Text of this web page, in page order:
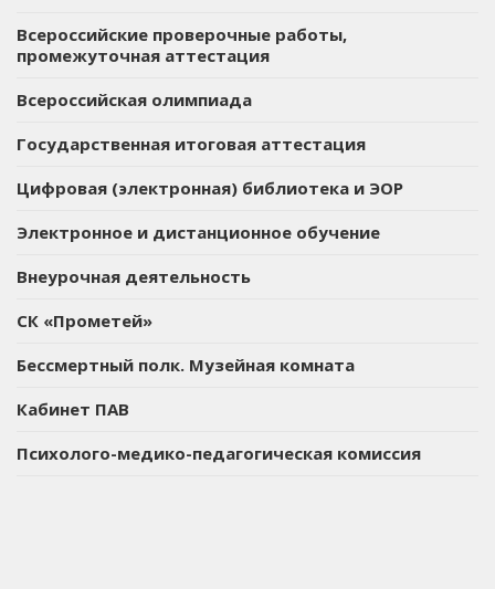
Всероссийские проверочные работы,
промежуточная аттестация
Всероссийская олимпиада
Государственная итоговая аттестация
Цифровая (электронная) библиотека и ЭОР
Электронное и дистанционное обучение
Внеурочная деятельность
СК «Прометей»
Бессмертный полк. Музейная комната
Кабинет ПАВ
Психолого-медико-педагогическая комиссия